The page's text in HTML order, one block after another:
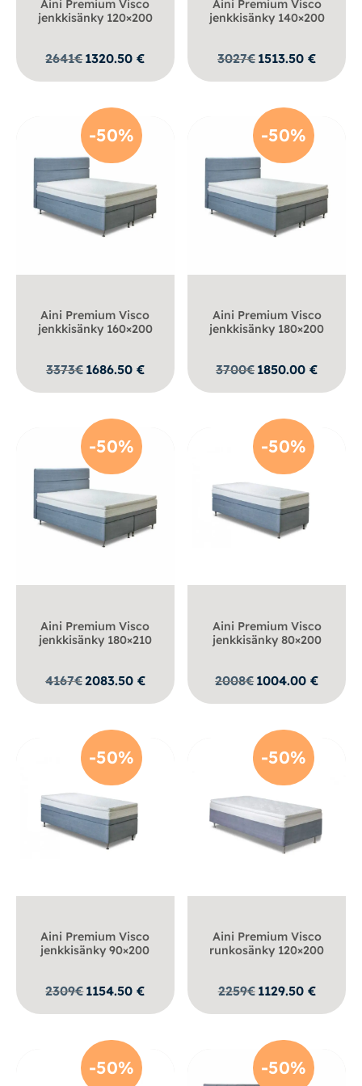
Aini Premium Visco
jenkkisänky 120×200
2641€1320.50€
Aini Premium Visco
jenkkisänky 140×200
3027€ 1513.50€
-50%
Aini Premium Visco
jenkkisänky 160×200
3373€ 1686.50 €
-50%
Aini Premium Visco
jenkkisänky 180×200
3700€ 1850.00€
-50%
Aini Premium Visco
jenkkisänky 180×210
4167€2083.50 €
-50%
Aini Premium Visco
jenkkisänky 80×200
2008€ 1004.00€
-50%
Aini Premium Visco
jenkkisänky 90×200
2309€1154.50€
-50%
Aini Premium Visco
runkosänky 120×200
2259€ 1129.50 €
-50% -50%